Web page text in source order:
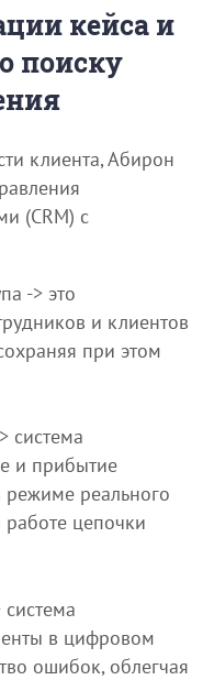
кейса и
поиску
клиента, Абирон
(CRM) с
-> это
и клиентов
при этом
система
и прибытие
режиме реального
цепочки
в цифровом
ошибок, облегчая